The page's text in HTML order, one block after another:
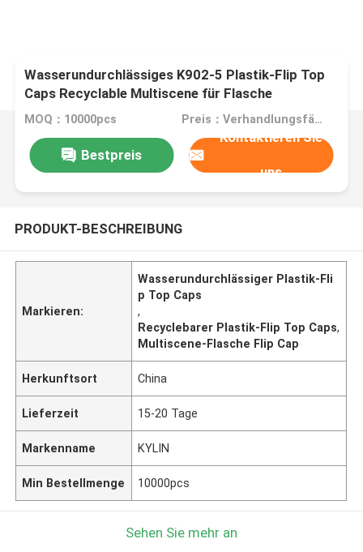
Wasserundurchlässiges K902-5 Plastik-Flip Top
Caps Recyclable Multiscene für Flasche
MOQ：10000pcs Preis：Verhandlungsfähig
Bestpreis
Kontaktieren Sie
uns
PRODUKT-BESCHREIBUNG
Markieren:
Wasserundurchlässiger Plastik-Fli
p Top Caps
,
Recyclebarer Plastik-Flip Top Caps,
Multiscene-Flasche Flip Cap
Herkunftsort China
Lieferzeit 15-20 Tage
Markenname KYLIN
Min Bestellmenge 10000pcs
Sehen Sie mehr an